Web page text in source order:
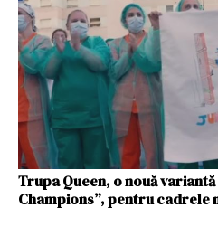
Trupa Queen, o nouă variantă
Champions”, pentru cadrele